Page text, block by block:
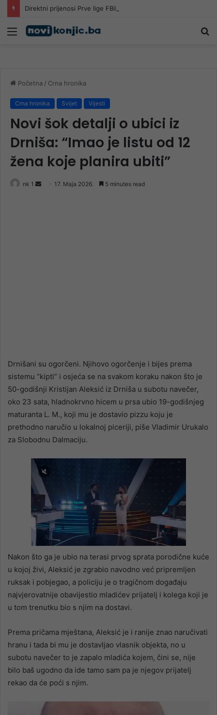
Direktni prijenosi Prve lige FBiH na MYTV-u
Meni
Početna / Crna hronika
Crna hronika Svijet Vijesti
Novi šok detalji o ubici iz
Drniša: “Imao je listu od 12
žena koje planira ubiti”
nk 1
Send 17. Maja 2026. 5 minutes read
Drnišani su ogorčeni. Njihovo ogorčenje i bijes prema
sistemu “kipti” i osjeća se na svakom koraku nakon što je
50-godišnji Kristijan Aleksić iz Drniša u subotu navečer,
oko 23 sata, hladnokrvno hicem u prsa ubio 19-godišnjeg
maturanta L. M., koji mu je dostavio pizzu koju je
prethodno naručio u lokalnoj piceriji, piše Vladimir Urukalo
za Slobodnu Dalmaciju.
Nakon što ga je ubio na terasi prvog sprata porodične kuće
u kojoj živi, Aleksić je zgrabio navodno već pripremljen
ruksak i pobjegao, a policiju je o tragičnom događaju
najvjerovatnije obavijestio mladićev prijatelj i kolega koji je
u tom trenutku bio s njim na dostavi.
Prema pričama mještana, Aleksić je i ranije znao naručivati
hranu i tada bi mu je dostavljao vlasnik objekta, no u
subotu navečer to je zapalo mladića kojem, čini se, nije
bilo baš ugodno da ide tamo sam pa je njegov prijatelj
rekao da će poći s njim.